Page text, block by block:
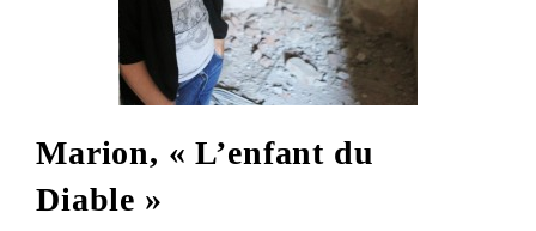
Marion, « L’enfant du
Diable »